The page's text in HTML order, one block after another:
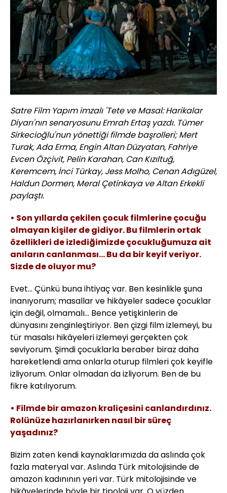
Satre Film Yapım imzalı 'Tete ve Masal: Harikalar
Diyarı'nın senaryosunu Emrah Ertaş yazdı. Tümer
Sirkecioğlu'nun yönettiği filmde başrolleri; Mert
Turak, Ada Erma, Engin Altan Düzyatan, Fahriye
Evcen Özçivit, Pelin Karahan, Can Kızıltuğ,
Keremcem, İnci Türkay, Jess Molho, Cenan Adıgüzel,
Haldun Dormen, Meral Çetinkaya ve Altan Erkekli
paylaştı.
• Son yıllarda çekilen çocuk filmlerine çocuğu
olmayan kişiler de gidiyor. Bu filmlerin ortak
özellikleri de izlediğimizde çocukluğumuza ait
anıların canlanması... Bu da bir keyif veriyor.
Sizde de oluyor mu?
Evet... Çünkü buna ihtiyaç var. Ben kesinlikle şuna
inanıyorum; masallar ve hikâyeler sadece çocuklar
için değil, olmamalı... Bence yetişkinlerin de
dünyasını zenginleştiriyor. Ben çizgi film izlemeyi, bu
tür masalsı hikâyeleri izlemeyi gerçekten çok
seviyorum. Şimdi çocuklarla beraber biraz daha
hareketlendi ama onlarla oturup filmleri çok keyifle
izliyorum. Onlar olmadan da izliyorum. Ben de bu
fikre katılıyorum.
• Filmde bir amazon kraliçesini canlandırdınız.
Rolünüze hazırlanırken nasıl bir süreç
yaşadınız?
Bizim zaten kendi kaynaklarımızda da aslında çok
fazla materyal var. Aslında Türk mitolojisinde de
amazon kadınının yeri var. Türk mitolojisinde ve